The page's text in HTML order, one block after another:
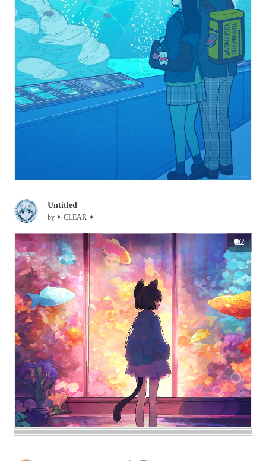
Untitled
by ✦ CLEAR ✦
2